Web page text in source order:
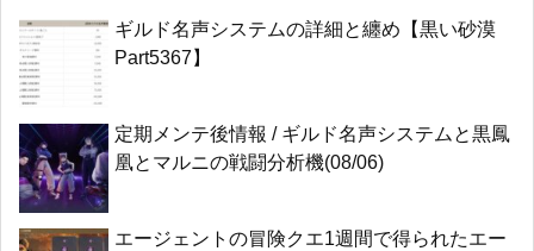
ギルド名声システムの詳細と纏め【黒い砂漠
Part5367】
定期メンテ後情報 / ギルド名声システムと黒鳳
凰とマルニの戦闘分析機(08/06)
エージェントの冒険クエ1週間で得られたエー